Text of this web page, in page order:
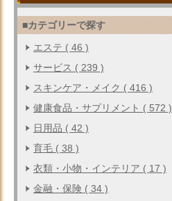
■カテゴリーで探す
エステ ( 46 )
サービス ( 239 )
スキンケア・メイク ( 416 )
健康食品・サプリメント ( 572 )
日用品 ( 42 )
育毛 ( 38 )
衣類・小物・インテリア ( 17 )
金融・保険 ( 34 )